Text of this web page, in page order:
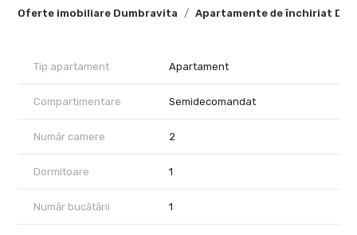
Oferte imobiliare Dumbravita Apartamente de închiriat
Tip apartament Apartament
Compartimentare Semidecomandat
Număr camere 2
Dormitoare 1
Număr bucătării 1